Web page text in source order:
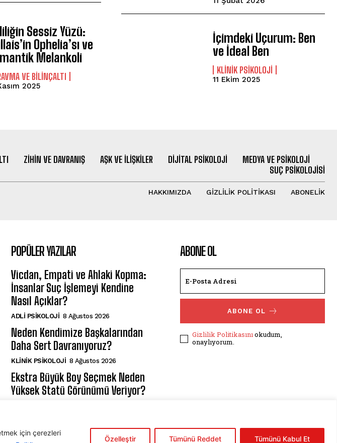
için çerezleri
Özelleştir Tümünü Reddet Tümünü Kabul Et
Sessiz Yüzü:
Ophelia’sı ve
Melankoli
VE BILINÇALTI
2025
İçimdeki Uçurum: Ben
ve İdeal Ben
KLINIK PSIKOLOJI
11 Ekim 2025
ZIHIN VE DAVRANIŞ AŞK VE İLIŞKILER DIJITAL PSIKOLOJI
MEDYA VE PSIKOLOJI
SUÇ PSIKOLOJISI
HAKKIMIZDA GIZLILIK POLITIKASI ABONELIK
POPÜLER YAZILAR
Vicdan, Empati ve Ahlaki Kopma:
İnsanlar Suç İşlemeyi Kendine
Nasıl Açıklar?
ADLI PSIKOLOJI 8 Ağustos 2026
Neden Kendimize Başkalarından
Daha Sert Davranıyoruz?
KLINIK PSIKOLOJI 8 Ağustos 2026
Ekstra Büyük Boy Seçmek Neden
Yüksek Statü Görünümü Veriyor?
ABONE OL
ABONE OL
Gizlilik Politikasınıokudum,
onaylıyorum.